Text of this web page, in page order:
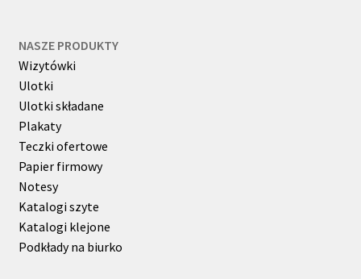
NASZE PRODUKTY
Wizytówki
Ulotki
Ulotki składane
Plakaty
Teczki ofertowe
Papier firmowy
Notesy
Katalogi szyte
Katalogi klejone
Podkłady na biurko